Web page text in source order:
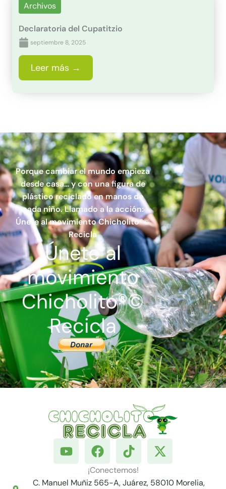
Archivos
Declaratoria del Cupatitzio
septiembre 8, 2025
Leer más →
Porque cambiar el mundo empieza
desde casa… y con una figura de
plástico reciclado en manos de
cada niño. Llamado a la acción:
Únete al movimiento Chicholito®©
Recicla
Únete al
movimiento
Chicholito®©
Recicla
Y
o
t
F
a
c
e
T
i
k
t
X
-
w
¡Conectemos!
C. Manuel Muñiz 565-A, Juárez, 58010 Morelia,